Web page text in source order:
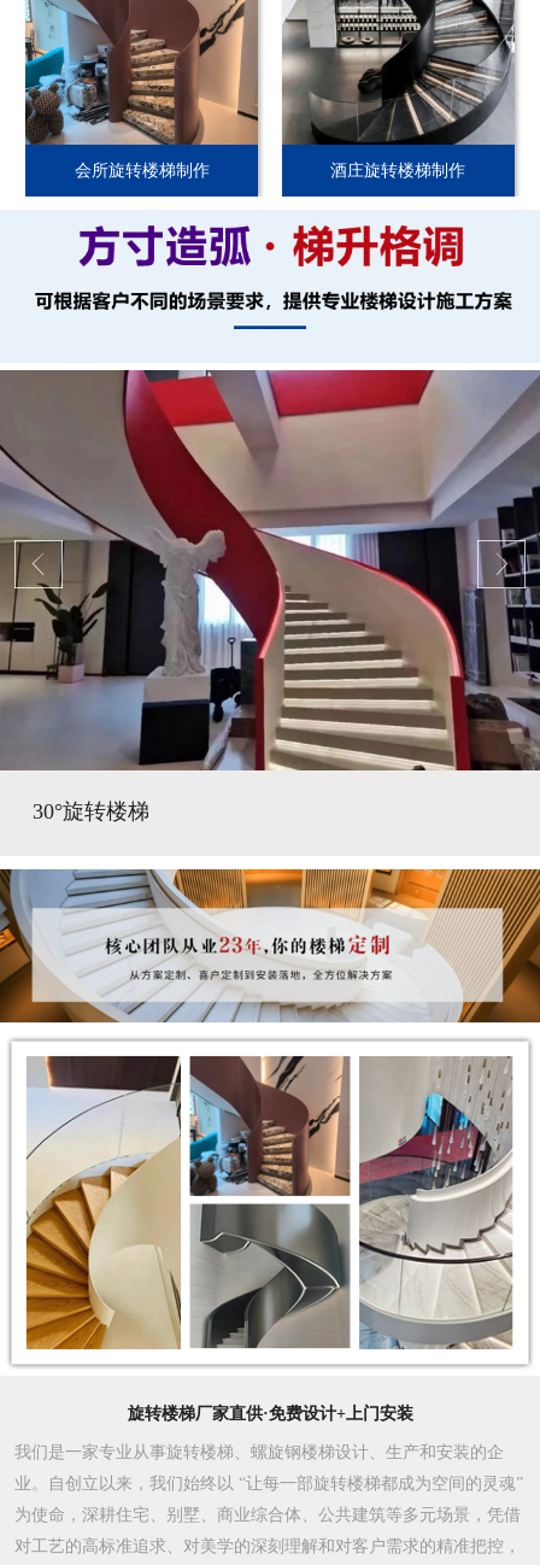
会所旋转楼梯制作 酒庄旋转楼梯制作
30°旋转楼梯
旋转楼梯厂家直供·免费设计+上门安装
我们是一家专业从事旋转楼梯、螺旋钢楼梯设计、生产和安装的企
业。自创立以来，我们始终以 “让每一部旋转楼梯都成为空间的灵魂”
为使命，深耕住宅、别墅、商业综合体、公共建筑等多元场景，凭借
对工艺的高标准追求、对美学的深刻理解和对客户需求的精准把控，